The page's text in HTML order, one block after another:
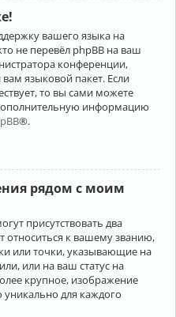
вашего языка на
не перевёл phpBB на ваш
конференции,
языковой пакет. Если
то вы сами можете
информацию
®.
рядом с моим
присутствовать два
относиться к вашему званию,
или точки, указывающие на
или на ваш статус на
крупное, изображение
уникально для каждого